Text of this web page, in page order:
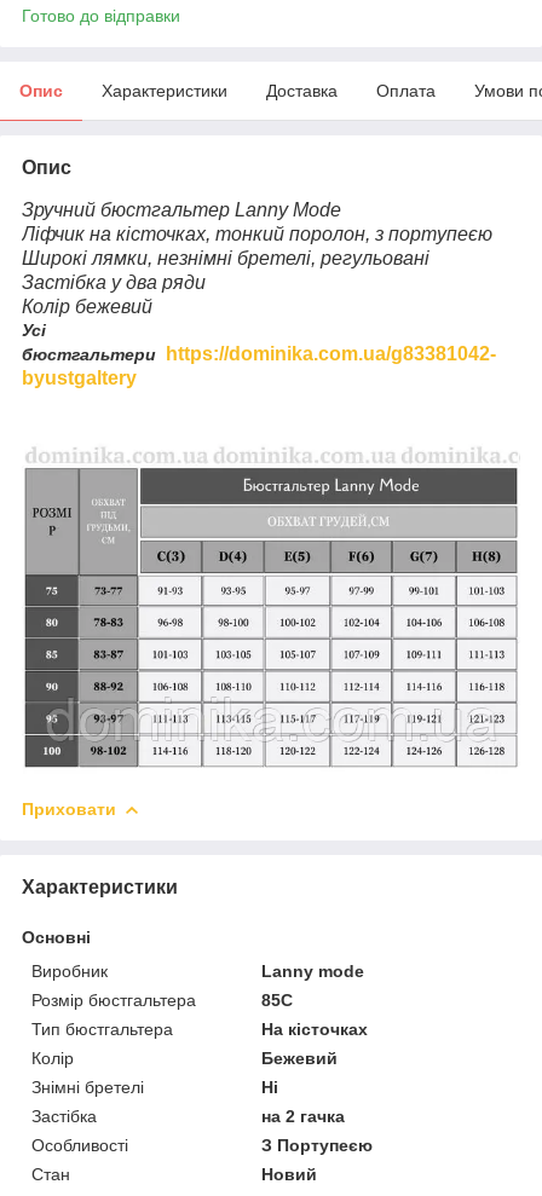
Готово до відправки
Опис Характеристики Доставка Оплата Умови
Опис
Зручний бюстгальтер Lanny Mode
Ліфчик на кісточках, тонкий поролон, з портупеєю
Широкі лямки, незнімні бретелі, регульовані
Застібка у два ряди
Колір бежевий
Усі
бюстгальтери
https://dominika.com.ua/g83381042-
byustgaltery
Приховати
Характеристики
Основні
Виробник
Lanny mode
Розмір бюстгальтера
85C
Тип бюстгальтера
На кісточках
Колір
Бежевий
Знімні бретелі
Ні
Застібка
на 2 гачка
Особливості
З Портупеєю
Стан
Новий